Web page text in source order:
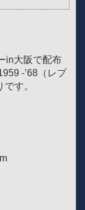
in大阪で配布
-’68（レプ
す。